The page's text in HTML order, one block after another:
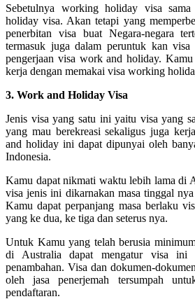
Sebetulnya working holiday visa
holiday visa. Akan tetapi yang
penerbitan visa buat Negara-negara
termasuk juga dalam peruntuk kan
pengerjaan visa work and holiday.
kerja dengan memakai visa working
3. Work and Holiday Visa
Jenis visa yang satu ini yaitu visa yang
yang mau berekreasi sekaligus juga
and holiday ini dapat dipunyai oleh
Indonesia.
Kamu dapat nikmati waktu lebih lama di
visa jenis ini dikarnakan masa tinggal
Kamu dapat perpanjang masa berlaku
yang ke dua, ke tiga dan seterus nya.
Untuk Kamu yang telah berusia
di Australia dapat mengatur visa ini
penambahan. Visa dan dokumen-
oleh jasa penerjemah tersumpah
pendaftaran.